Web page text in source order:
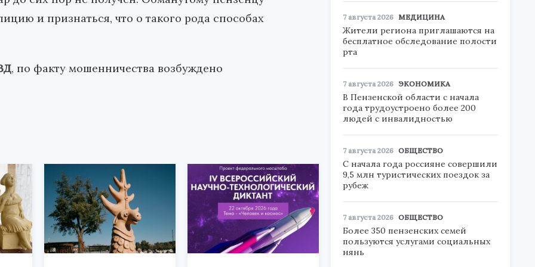
и признаться, что о такого рода способах
, по факту мошенничества возбуждено
7 августа 2026 МЕДИЦИНА
Жители региона приглашаются на
бесплатное обследование полости
рта
7 августа 2026 ЭКОНОМИКА
В Пензенской области с начала
года трудоустроено более 200
людей с инвалидностью
7 августа 2026 ОБЩЕСТВО
С начала года россияне совершили
9,5 млн туристических поездок за
рубеж
7 августа 2026 ОБЩЕСТВО
Более 350 пензенских семей
пользуются услугами социальных
нянь